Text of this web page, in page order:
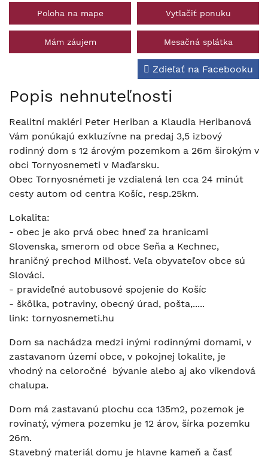
Poloha na mape Vytlačiť ponuku
Mám záujem Mesačná splátka
Popis nehnuteľnosti
Zdieľať na Facebooku
Realitní makléri Peter Heriban a Klaudia Heribanová
Vám ponúkajú exkluzívne na predaj 3,5 izbový
rodinný dom s 12 árovým pozemkom a 26m širokým v
obci Tornyosnemeti v Maďarsku.
Obec Tornyosnémeti je vzdialená len cca 24 minút
cesty autom od centra Košíc, resp.25km.
Lokalita:
- obec je ako prvá obec hneď za hranicami
Slovenska, smerom od obce Seňa a Kechnec,
hraničný prechod Milhosť. Veľa obyvateľov obce sú
Slováci.
- pravideľné autobusové spojenie do Košíc
- škôlka, potraviny, obecný úrad, pošta,.....
link: tornyosnemeti.hu
Dom sa nachádza medzi inými rodinnými domami, v
zastavanom území obce, v pokojnej lokalite, je
vhodný na celoročné bývanie alebo aj ako víkendová
chalupa.
Dom má zastavanú plochu cca 135m2, pozemok je
rovinatý, výmera pozemku je 12 árov, šírka pozemku
26m.
Stavebný materiál domu je hlavne kameň a časť